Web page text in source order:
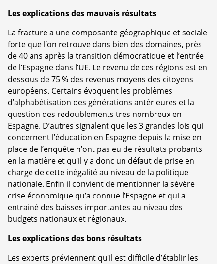
Les explications des mauvais résultats
La fracture a une composante géographique et sociale
forte que l’on retrouve dans bien des domaines, près
de 40 ans après la transition démocratique et l’entrée
de l’Espagne dans l’UE. Le revenu de ces régions est en
dessous de 75 % des revenus moyens des citoyens
européens. Certains évoquent les problèmes
d’alphabétisation des générations antérieures et la
question des redoublements très nombreux en
Espagne. D’autres signalent que les 3 grandes lois qui
concernent l’éducation en Espagne depuis la mise en
place de l’enquête n’ont pas eu de résultats probants
en la matière et qu’il y a donc un défaut de prise en
charge de cette inégalité au niveau de la politique
nationale. Enfin il convient de mentionner la sévère
crise économique qu’a connue l’Espagne et qui a
entrainé des baisses importantes au niveau des
budgets nationaux et régionaux.
Les explications des bons résultats
Les experts préviennent qu’il est difficile d’établir les